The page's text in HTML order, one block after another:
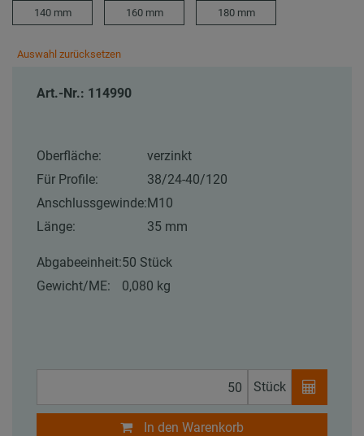
140 mm 160 mm 180 mm
Auswahl zurücksetzen
Art.-Nr.: 114990
Oberfläche:
verzinkt
Für Profile:
38/24-40/120
Anschlussgewinde:M10
Länge:
35 mm
Abgabeeinheit:50 Stück
Gewicht/ME:
0,080 kg
Stück
In den Warenkorb